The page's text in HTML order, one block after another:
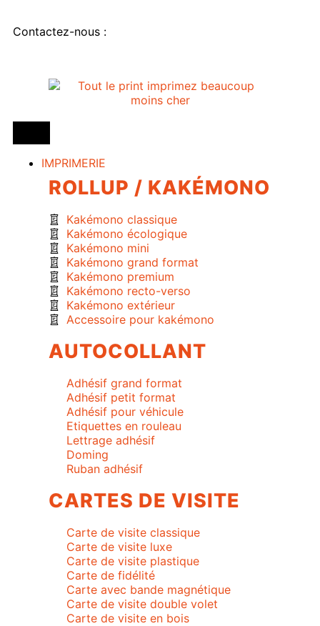
Contactez-nous :
IMPRIMERIE
ROLLUP / KAKÉMONO
Kakémono classique
Kakémono écologique
Kakémono mini
Kakémono grand format
Kakémono premium
Kakémono recto-verso
Kakémono extérieur
Accessoire pour kakémono
AUTOCOLLANT
Adhésif grand format
Adhésif petit format
Adhésif pour véhicule
Etiquettes en rouleau
Lettrage adhésif
Doming
Ruban adhésif
CARTES DE VISITE
Carte de visite classique
Carte de visite luxe
Carte de visite plastique
Carte de fidélité
Carte avec bande magnétique
Carte de visite double volet
Carte de visite en bois